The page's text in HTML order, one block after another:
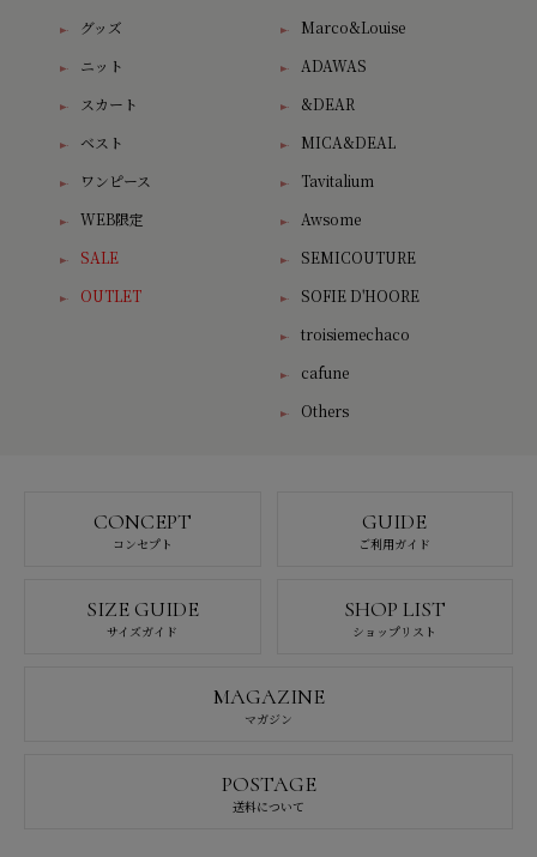
グッズ
ニット
スカート
ベスト
ワンピース
WEB限定
SALE
OUTLET
Marco&Louise
ADAWAS
&DEAR
MICA&DEAL
Tavitalium
Awsome
SEMICOUTURE
SOFIE D'HOORE
troisiemechaco
cafune
Others
CONCEPT
コンセプト
GUIDE
ご利用ガイド
SIZE GUIDE
サイズガイド
SHOP LIST
ショップリスト
MAGAZINE
マガジン
POSTAGE
送料について